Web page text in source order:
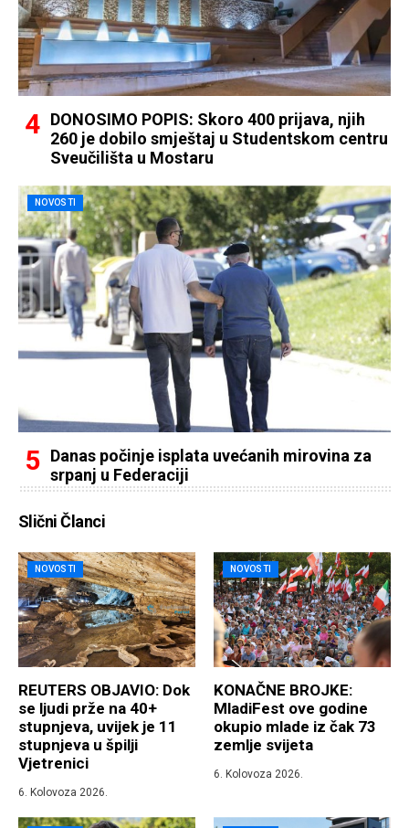
DONOSIMO POPIS: Skoro 400 prijava, njih
260 je dobilo smještaj u Studentskom centru
Sveučilišta u Mostaru
NOVOSTI
Danas počinje isplata uvećanih mirovina za
srpanj u Federaciji
Slični Članci
NOVOSTI
REUTERS OBJAVIO: Dok
se ljudi prže na 40+
stupnjeva, uvijek je 11
stupnjeva u špilji
Vjetrenici
6. Kolovoza 2026.
NOVOSTI
KONAČNE BROJKE:
MladiFest ove godine
okupio mlade iz čak 73
zemlje svijeta
6. Kolovoza 2026.